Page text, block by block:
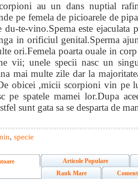
au un dans nuptial
pe femela de picioarele de
te-vino.Spema este ejaculata
in orificiul genital.Sperma
ori.Femela poarta ouale in
vii; unele specii nasc un
mai multe zile dar la
obicei ,micii scorpioni vin pe
pe spatele mamei lor.Dupa
sunt gata sa se desparta de
, specie
Articole Populare
Rank Mare